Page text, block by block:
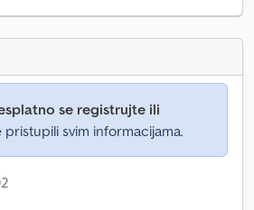
se registrujte ili
svim informacijama.